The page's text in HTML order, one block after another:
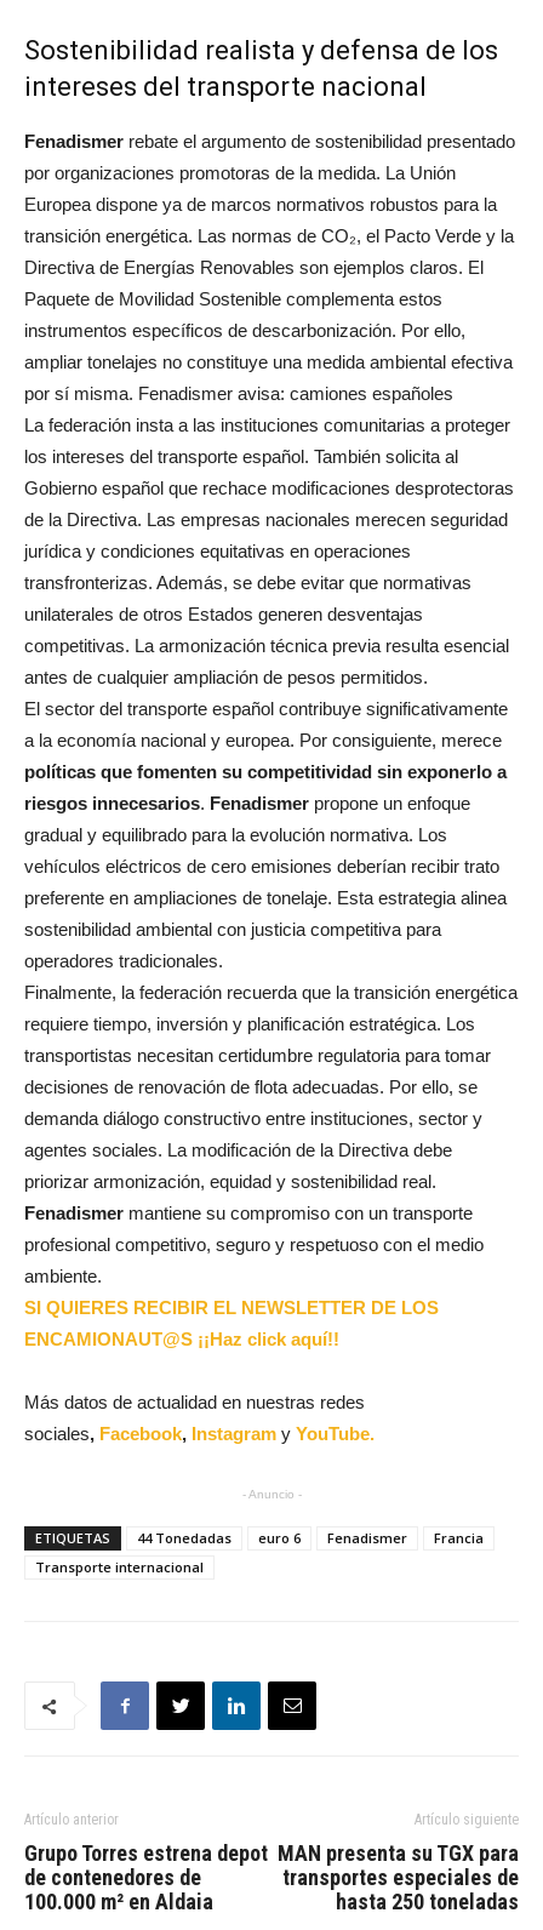
Sostenibilidad realista y defensa de los
intereses del transporte nacional
Fenadismer rebate el argumento de sostenibilidad presentado
por organizaciones promotoras de la medida. La Unión
Europea dispone ya de marcos normativos robustos para la
transición energética. Las normas de CO₂, el Pacto Verde y la
Directiva de Energías Renovables son ejemplos claros. El
Paquete de Movilidad Sostenible complementa estos
instrumentos específicos de descarbonización. Por ello,
ampliar tonelajes no constituye una medida ambiental efectiva
por sí misma. Fenadismer avisa: camiones españoles
La federación insta a las instituciones comunitarias a proteger
los intereses del transporte español. También solicita al
Gobierno español que rechace modificaciones desprotectoras
de la Directiva. Las empresas nacionales merecen seguridad
jurídica y condiciones equitativas en operaciones
transfronterizas. Además, se debe evitar que normativas
unilaterales de otros Estados generen desventajas
competitivas. La armonización técnica previa resulta esencial
antes de cualquier ampliación de pesos permitidos.
El sector del transporte español contribuye significativamente
a la economía nacional y europea. Por consiguiente, merece
políticas que fomenten su competitividad sin exponerlo a
riesgos innecesarios. Fenadismer propone un enfoque
gradual y equilibrado para la evolución normativa. Los
vehículos eléctricos de cero emisiones deberían recibir trato
preferente en ampliaciones de tonelaje. Esta estrategia alinea
sostenibilidad ambiental con justicia competitiva para
operadores tradicionales.
Finalmente, la federación recuerda que la transición energética
requiere tiempo, inversión y planificación estratégica. Los
transportistas necesitan certidumbre regulatoria para tomar
decisiones de renovación de flota adecuadas. Por ello, se
demanda diálogo constructivo entre instituciones, sector y
agentes sociales. La modificación de la Directiva debe
priorizar armonización, equidad y sostenibilidad real.
Fenadismer mantiene su compromiso con un transporte
profesional competitivo, seguro y respetuoso con el medio
ambiente.
SI QUIERES RECIBIR EL NEWSLETTER DE LOS
ENCAMIONAUT@S ¡¡Haz click aquí!!
Más datos de actualidad en nuestras redes
sociales, Facebook, Instagram y YouTube.
- Anuncio -
ETIQUETAS 44 Tonedadas euro 6 Fenadismer
Francia
Transporte internacional
Artículo anterior
Grupo Torres estrena depot
de contenedores de
100.000 m² en Aldaia
Artículo siguiente
MAN presenta su TGX para
transportes especiales de
hasta 250 toneladas